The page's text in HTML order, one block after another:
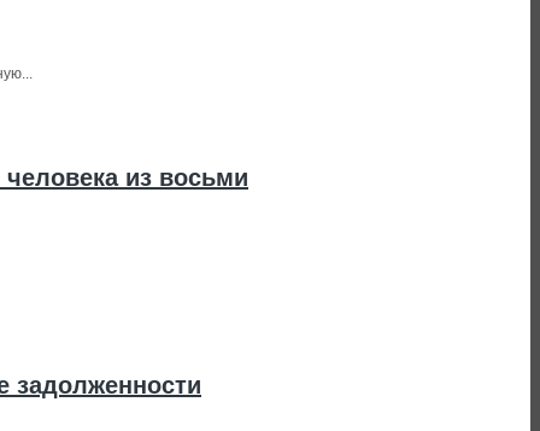
из восьми
задолженности